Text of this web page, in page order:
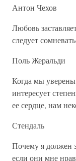
Антон Чехов
Любовь
следует
Поль Жеральди
Когда мы
интересует
ее сердце, нам
Стендаль
Почему я должен
если они мне